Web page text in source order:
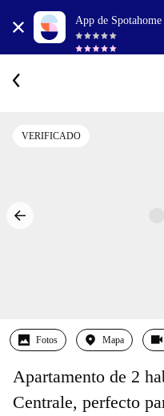
App de Spotahome
VERIFICADO
Fotos Mapa
Apartamento de 2
Centrale, perfecto